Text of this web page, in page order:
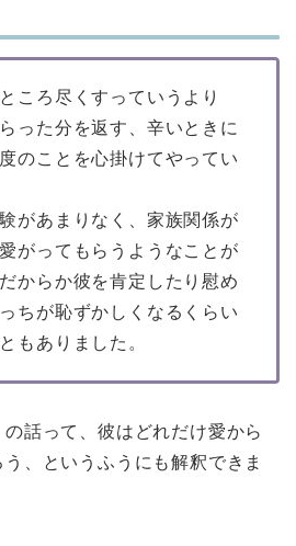
ころ尽くすっていうより
った分を返す、辛いときに
のことを心掛けてやってい
があまりなく、家族関係が
がってもらうようなことが
からか彼を肯定したり慰め
ちが恥ずかしくなるくらい
もありました。
話って、彼はどれだけ愛から
、というふうにも解釈できま